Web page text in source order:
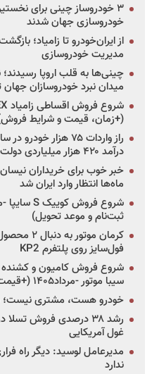
خودروسازی جهان شدند
از ایران‌خودرو تا زامیاد؛
مدیریت خودروسازی
میدان نبرد خودروسازان
(+زمان، قیمت و شرایط
درآمد ۴۲۰ هزار میلیاردی دولت؟
خبر خوب برای خریداران
ماه‌ها انتظار وارد ایران شد
ثبت‌نام و موعد تحویل)
فول‌سایز روی پلتفرم KP2
شروع فروش کامیون و کشنده
سیبا موتور -مرداد۱۴۰۵ (+قیمت و شرایط)
خودرو هست، مشتری نیست؛
رشد ۳۸ درصدی فروش
غول آمریکایی
مدیرعامل لوسید: دیگر راه
ندارد